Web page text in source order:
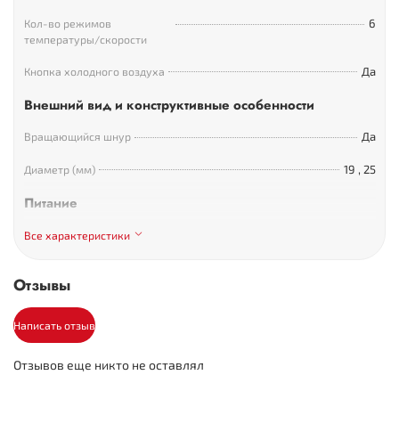
Кол-во режимов
температуры/скорости
6
Кнопка холодного воздуха Да
Внешний вид и конструктивные особенности
Вращающийся шнур Да
Диаметр (мм) 19 , 25
Питание
Питание
Длина шнура (м)
Вес (гр)
Все характеристики
Отзывы
Написать отзыв
Отзывов еще никто не оставлял